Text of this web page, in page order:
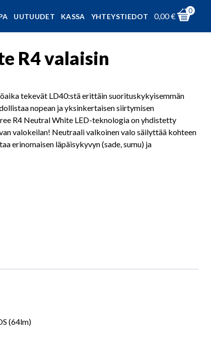
UUTUUDET KASSA YHTEYSTIEDOT 0,00€
0
R4 valaisin
tekevät LD40:stä erittäin suorituskykyisemmän
nopean ja yksinkertaisen siirtymisen
R4 Neutral White LED-teknologia on yhdistetty
valokeilan! Neutraali valkoinen valo säilyttää kohteen
erinomaisen läpäisykyvyn (sade, sumu) ja
(64lm)